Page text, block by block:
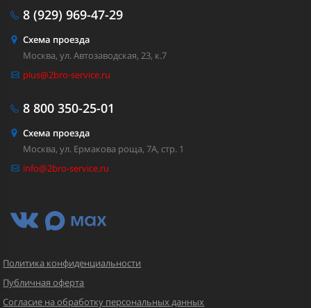
8 (929) 969-47-29
Схема проезда
Москва, ул. Автозаводская, 23, к.7
plus@2bro-service.ru
8 800 350-25-01
Схема проезда
Москва, ул. Ермакова роща, 7А, стр. 1
info@2bro-service.ru
Политика конфиденциальности
Публичная оферта
Согласие на обработку персональных данных